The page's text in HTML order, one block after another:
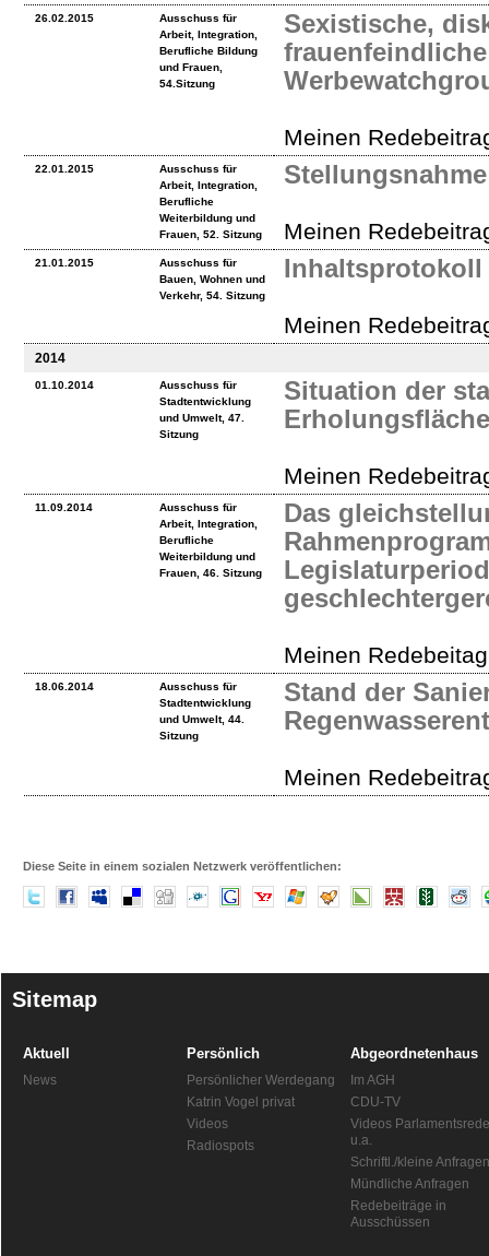
26.02.2015
Ausschuss für
Arbeit, Integration,
Berufliche Bildung
und Frauen,
54.Sitzung
Sexistische,
Meinen
22.01.2015
Ausschuss für
Arbeit, Integration,
Berufliche
Weiterbildung und
Frauen, 52. Sitzung
Meinen
21.01.2015
Ausschuss für
Bauen, Wohnen und
Verkehr, 54. Sitzung
Inhaltsprotokoll
Meinen
2014
01.10.2014
Ausschuss für
Stadtentwicklung
und Umwelt, 47.
Sitzung
Situation der
Meinen
11.09.2014
Ausschuss für
Arbeit, Integration,
Berufliche
Weiterbildung und
Frauen, 46. Sitzung
Das
Meinen
18.06.2014
Ausschuss für
Stadtentwicklung
und Umwelt, 44.
Sitzung
Stand der
Meinen
Diese Seite in einem sozialen Netzwerk veröffentlichen:
Sitemap
Aktuell
News
Persönlich
Persönlicher Werdegang
Katrin Vogel privat
Videos
Radiospots
Abgeordnetenhaus
Im AGH
CDU-TV
Videos
u.a.
Schriftl./kleine Anfragen
Mündliche Anfragen
Redebeiträge in
Ausschüssen